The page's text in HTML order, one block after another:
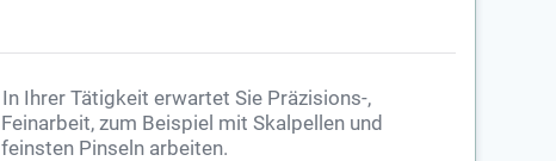
In Ihrer Tätigkeit erwartet Sie Präzisions-,
Feinarbeit, zum Beispiel mit Skalpellen und
feinsten Pinseln arbeiten.